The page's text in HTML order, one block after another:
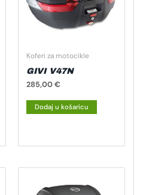
Koferi za motocikle
GIVI V47N
285,00€
Dodaj u košaricu